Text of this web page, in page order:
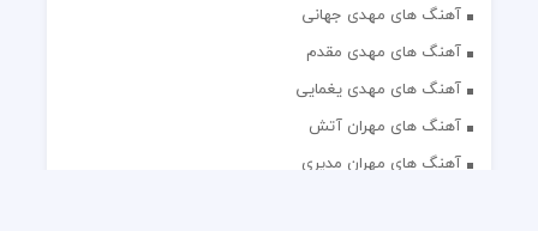
آهنگ های مهدی جهانی
آهنگ های مهدی مقدم
آهنگ های مهدی یغمایی
آهنگ های مهران آتش
آهنگ های مهران مدیری